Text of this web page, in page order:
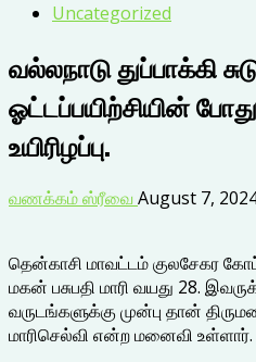
Uncategorized
வல்லநாடு துப்பாக்கி
ஓட்டப்பயிற்சியின்
உயிரிழப்பு.
வணக்கம் ஸ்ரீவை August 7,
தென்காசி மாவட்டம் குலசேகர
மகன் பசுபதி மாரி வயது 28.
வருடங்களுக்கு முன்பு தான்
மாரிசெல்வி என்ற மனைவி உள்ளார்.